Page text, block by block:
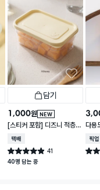
담기
NEW
1,000원
[스티커 포함] 디즈니 적층
가능한 말랑핏 600 ml 아
이보리
택배배송
별점 4.9점 41
건 작성
40명 담는 중
다용
매장
별점